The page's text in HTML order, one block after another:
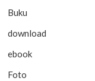
Buku
download
ebook
Foto